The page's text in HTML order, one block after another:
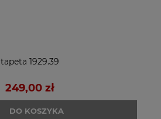
tapeta 1929.39
249,00 zł
DO KOSZYKA